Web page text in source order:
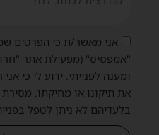
אני מאשר/ת כי הפרטים
"אמפסיס" (מפעילת אתר
ומענה לפנייתי. ידוע לי כי
את תיקונו או מחיקתו.
בלעדיהם לא ניתן לטפל